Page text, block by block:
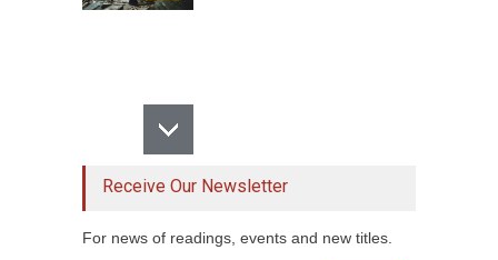
Receive Our Newsletter
For news of readings, events and new titles.